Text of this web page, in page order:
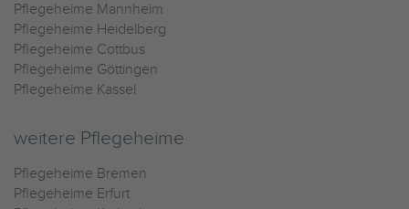
Pflegeheime Mannheim
Pflegeheime Heidelberg
Pflegeheime Cottbus
Pflegeheime Göttingen
Pflegeheime Kassel
weitere Pflegeheime
Pflegeheime Bremen
Pflegeheime Erfurt